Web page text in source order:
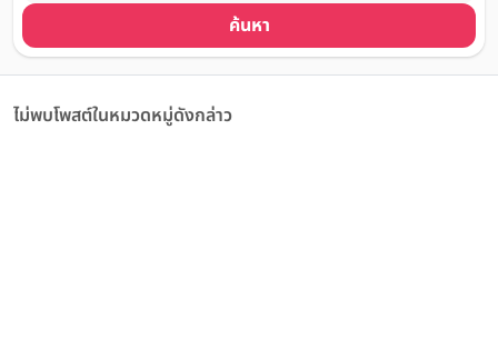
ค้นหา
ไม่พบโพสต์ในหมวดหมู่ดังกล่าว